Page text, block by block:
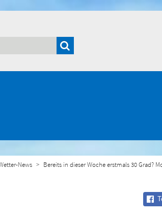
News Bereits in dieser Woche erstmals 30 Grad?